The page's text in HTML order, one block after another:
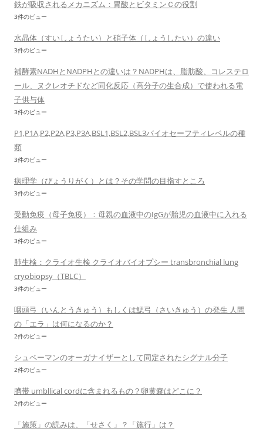
鉄が吸収されるメカニズム：胃酸とビタミンＣの役割
3件のビュー
水晶体（すいしょうたい）と硝子体（しょうしたい）の違い
3件のビュー
補酵素NADHとNADPHとの違いは？NADPHは、脂肪酸、コレステロ
ール、ヌクレオチドなど同化反応（高分子の生合成）で使われる電
子供与体
3件のビュー
P1,P1A,P2,P2A,P3,P3A,BSL1,BSL2,BSL3バイオセーフティレベルの種
類
3件のビュー
病理学（びょうりがく）とは？その学問の目指すところ
3件のビュー
受動免疫（母子免疫）：母親の血液中のIgGが胎児の血液中に入れる
仕組み
3件のビュー
肺生検：クライオ生検 クライオバイオプシー transbronchial lung
cryobiopsy（TBLC）
3件のビュー
咽頭弓（いんとうきゅう）もしくは鰓弓（さいきゅう）の発生 人間
の「エラ」は何になるのか？
2件のビュー
シュペーマンのオーガナイザーとして同定されたシグナル分子
2件のビュー
臍帯 umbllical cordに含まれるもの？卵黄嚢はどこに？
2件のビュー
「施策」の読みは、「せさく」？「施行」は？